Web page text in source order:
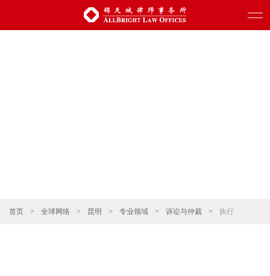
首页 > 全球网络 > 昆明 > 专业领域 > 诉讼与仲裁 > 执行